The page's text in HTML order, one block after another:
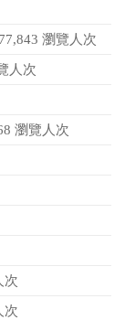
瀏覽人次
人次
瀏覽人次
次
次